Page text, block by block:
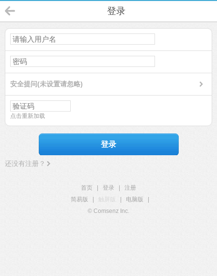
登录
安全提问(未设置请忽略)
点击重新加载
登录
还没有注册？
首页 登录
注册
简易版
触屏版 电脑版
© Comsenz Inc.